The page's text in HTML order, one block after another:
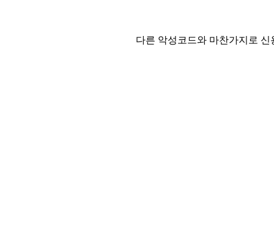
다른 악성코드와 마찬가지로